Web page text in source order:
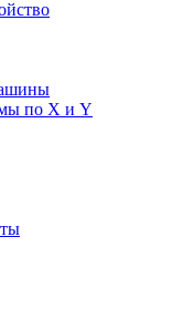
по X и Y